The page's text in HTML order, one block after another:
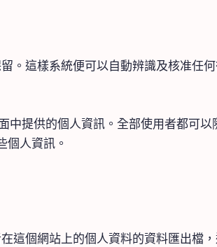
。這樣系統便可以自動辨識及核准任
提供的個人資訊。全部使用者都可
個人資訊。
這個網站上的個人資料的資料匯出檔